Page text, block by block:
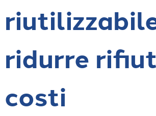
ridurre
costi